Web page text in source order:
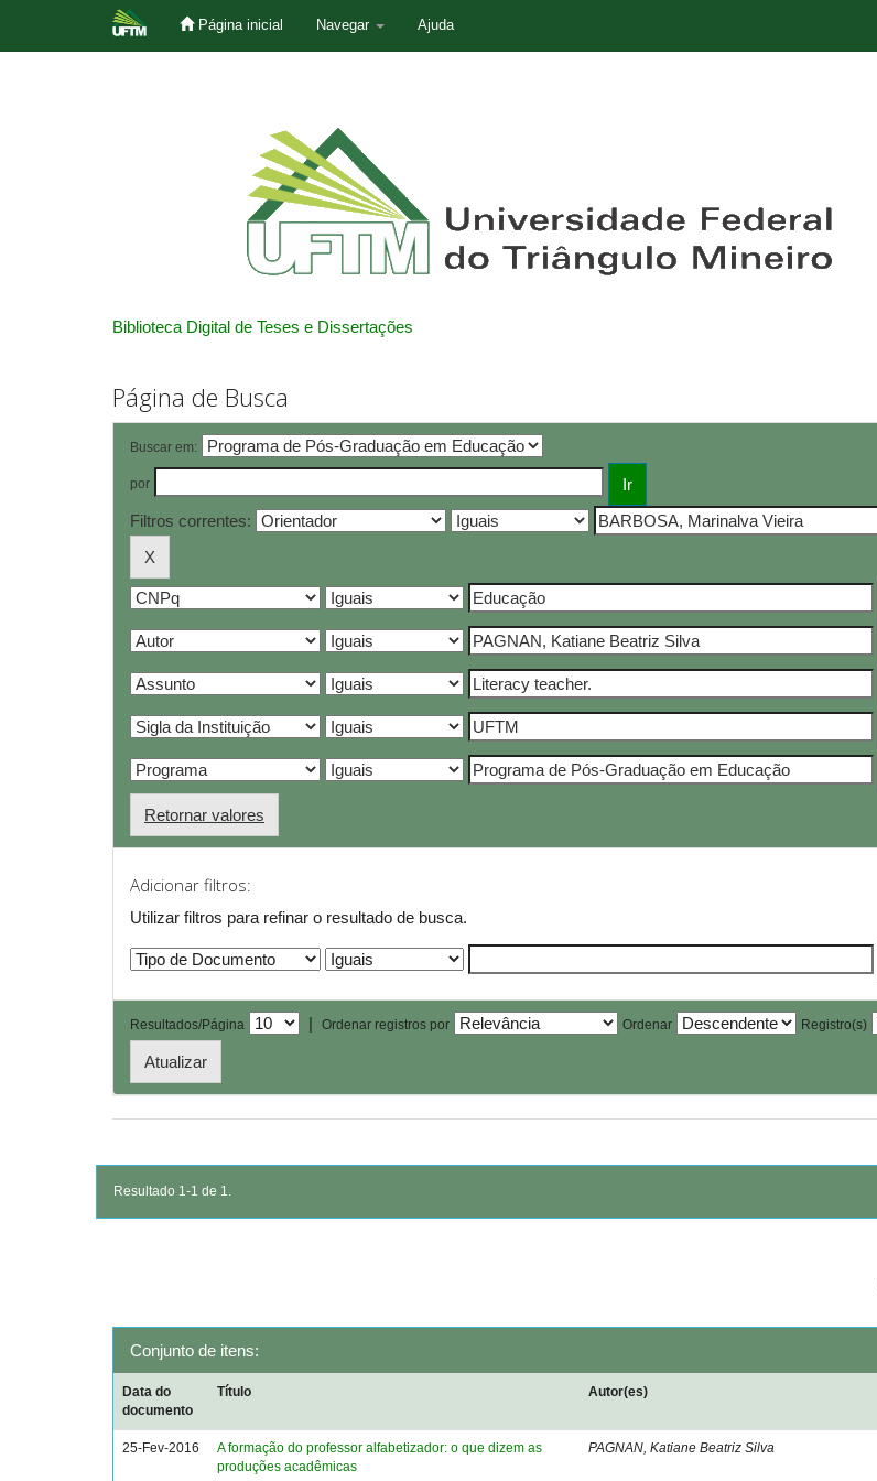
Página inicial Navegar Ajuda
Biblioteca Digital de Teses e Dissertações
Página de Busca
Buscar em:
por
Filtros correntes:
Retornar valores
Adicionar filtros:
Utilizar filtros para refinar o resultado de busca.
Resultados/Página | Ordenar registros por Ordenar Registro(s)
Resultado 1-1 de 1.
Conjunto de itens:
Data do
documento
Título Autor(es)
25-Fev-2016
A formação do professor alfabetizador: o que dizem as
produções acadêmicas
PAGNAN, Katiane Beatriz Silva